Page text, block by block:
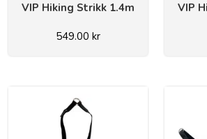
VIP Hiking Strikk 1.4m
549.00 kr
VIP